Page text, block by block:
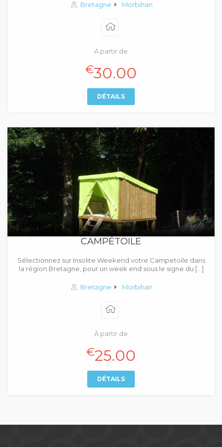
Bretagne Morbihan
À partir de
€30.00
DÉTAILS
CAMPÉTOILE
Sélectionnez sur Insolite Weekend votre Campetoile dans
la région Bretagne, pour un week end sous le signe du […]
Bretagne Morbihan
À partir de
€25.00
DÉTAILS